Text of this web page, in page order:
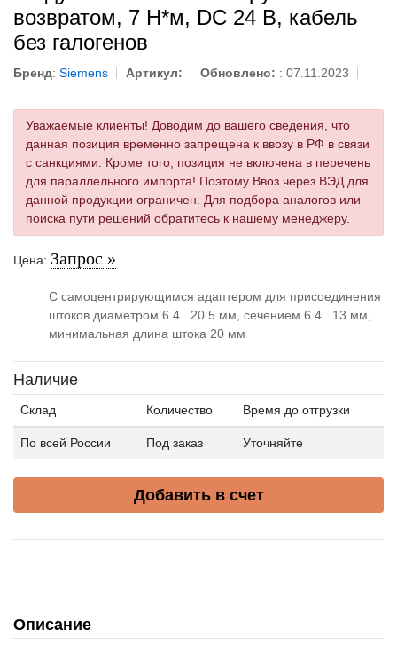
возвратом, 7 Н*м, DC 24 В, кабель
без галогенов
Бренд: Siemens Артикул: Обновлено: : 07.11.2023
Уважаемые клиенты! Доводим до вашего сведения, что
данная позиция временно запрещена к ввозу в РФ в связи
с санкциями. Кроме того, позиция не включена в перечень
для параллельного импорта! Поэтому Ввоз через ВЭД для
данной продукции ограничен. Для подбора аналогов или
поиска пути решений обратитесь к нашему менеджеру.
Цена: Запрос »
С самоцентрирующимся адаптером для присоединения
штоков диаметром 6.4...20.5 мм, сечением 6.4...13 мм,
минимальная длина штока 20 мм
Наличие
Склад Количество Время до отгрузки
По всей России Под заказ Уточняйте
Добавить в счет
Описание